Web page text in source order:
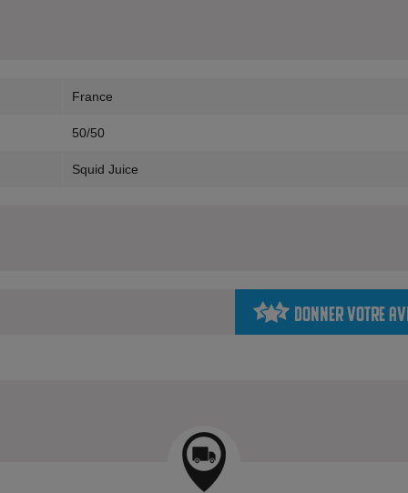
France
50/50
Squid Juice
Donner votre